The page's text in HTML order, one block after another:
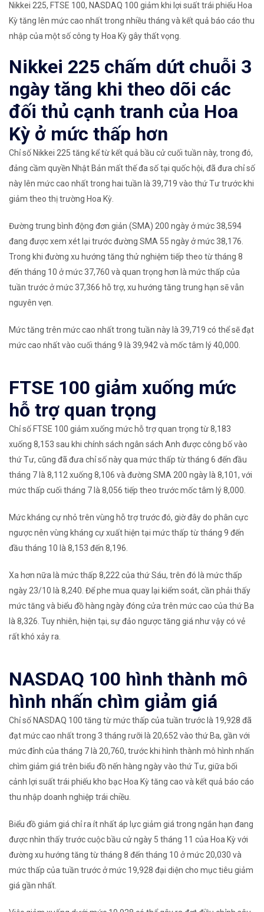
Nikkei 225, FTSE 100, NASDAQ 100 giảm​ khi lợi suất trái phiếu Hoa
Kỳ tăng lên mức cao nhất trong nhiều tháng và kết quả báo cáo thu
nhập của một số công ty Hoa Kỳ gây thất vọng.​
Nikkei 225 chấm dứt chuỗi 3
ngày tăng khi theo dõi các
đối thủ cạnh tranh của Hoa
Kỳ ở mức thấp hơn
Chỉ số Nikkei 225 tăng kể từ kết quả bầu cử cuối tuần này, trong đó,
đảng cầm quyền Nhật Bản mất thế đa số tại quốc hội, đã đưa chỉ số
này lên mức cao nhất trong hai tuần là 39,719 vào thứ Tư trước khi
giảm theo thị trường Hoa Kỳ.
Đường trung bình động đơn giản (SMA) 200 ngày ở mức 38,594
đang được xem xét lại trước đường SMA 55 ngày ở mức 38,176.
Trong khi đường xu hướng tăng thử nghiệm tiếp theo từ tháng 8
đến tháng 10 ở mức 37,760 và quan trọng hơn là mức thấp của
tuần trước ở mức 37,366 hỗ trợ, xu hướng tăng trung hạn sẽ vẫn
nguyên vẹn.
Mức tăng trên mức cao nhất trong tuần này là 39,719 có thể sẽ đạt
mức cao nhất vào cuối tháng 9 là 39,942 và mốc tâm lý 40,000.
​FTSE 100 giảm xuống mức
hỗ trợ quan trọng
Chỉ số FTSE 100 giảm xuống mức hỗ trợ quan trọng từ 8,183
xuống 8,153 sau khi chính sách ngân sách Anh được công bố vào
thứ Tư, cũng đã đưa chỉ số này qua mức thấp từ tháng 6 đến đầu
tháng 7 là 8,112 xuống 8,106 và đường SMA 200 ngày là 8,101, với
mức thấp cuối tháng 7 là 8,056 tiếp theo trước mốc tâm lý 8,000.
Mức kháng cự nhỏ trên vùng hỗ trợ trước đó, giờ đây do phân cực
ngược nên vùng kháng cự xuất hiện tại mức thấp từ tháng 9 đến
đầu tháng 10 là 8,153 đến 8,196.
Xa hơn nữa là mức thấp 8,222 của thứ Sáu, trên đó là mức thấp
ngày 23/10 là 8,240. Để phe mua quay lại kiểm soát, cần phải thấy
mức tăng và biểu đồ hàng ngày đóng cửa trên mức cao của thứ Ba
là 8,326. Tuy nhiên, hiện tại, sự đảo ngược tăng giá như vậy có vẻ
rất khó xảy ra.
​NASDAQ 100 hình thành mô
hình nhấn chìm giảm giá
Chỉ số NASDAQ 100 tăng từ mức thấp của tuần trước là 19,928 đã
đạt mức cao nhất trong 3 tháng rưỡi là 20,652 vào thứ Ba, gần với
mức đỉnh của tháng 7 là 20,760, trước khi hình thành mô hình nhấn
chìm giảm giá trên biểu đồ nến hàng ngày vào thứ Tư, giữa bối
cảnh lợi suất trái phiếu kho bạc Hoa Kỳ tăng cao và kết quả báo cáo
thu nhập doanh nghiệp trái chiều.
Biểu đồ giảm giá chỉ ra ít nhất áp lực giảm giá trong ngắn hạn đang
được nhìn thấy trước cuộc bầu cử ngày 5 tháng 11 của Hoa Kỳ với
đường xu hướng tăng từ tháng 8 đến tháng 10 ở mức 20,030 và
mức thấp của tuần trước ở mức 19,928 đại diện cho mục tiêu giảm
giá gần nhất.